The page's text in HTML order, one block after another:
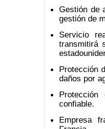
Gestión de
gestión de
Servicio
transmitirá
Protección
daños por
confiable.
Empresa